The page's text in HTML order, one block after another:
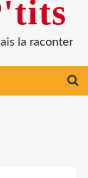
la raconter